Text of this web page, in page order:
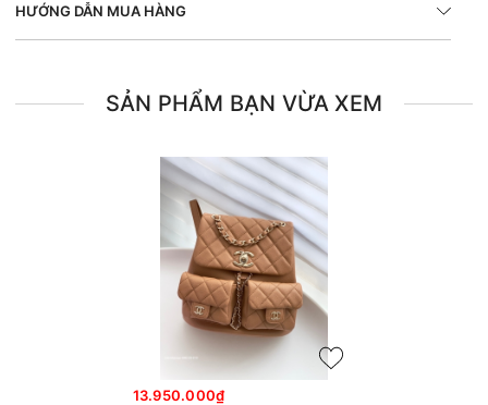
HƯỚNG DẪN MUA HÀNG
SẢN PHẨM BẠN VỪA XEM
13.950.000₫